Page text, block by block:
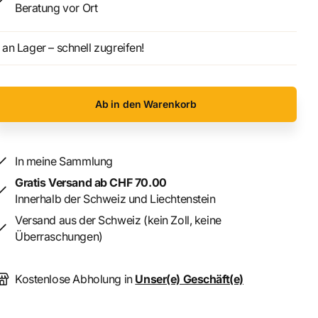
Beratung vor Ort
an Lager – schnell zugreifen!
Ab in den Warenkorb
In meine Sammlung
Gratis Versand ab CHF 70.00
Innerhalb der Schweiz und Liechtenstein
Versand aus der Schweiz (kein Zoll, keine
Überraschungen)
Kostenlose Abholung in Unser(e) Geschäft(e)